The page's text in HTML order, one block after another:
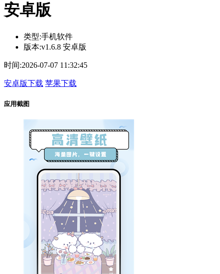
安卓版
类型:手机软件
版本:v1.6.8 安卓版
时间:2026-07-07 11:32:45
安卓版下载 苹果下载
应用截图